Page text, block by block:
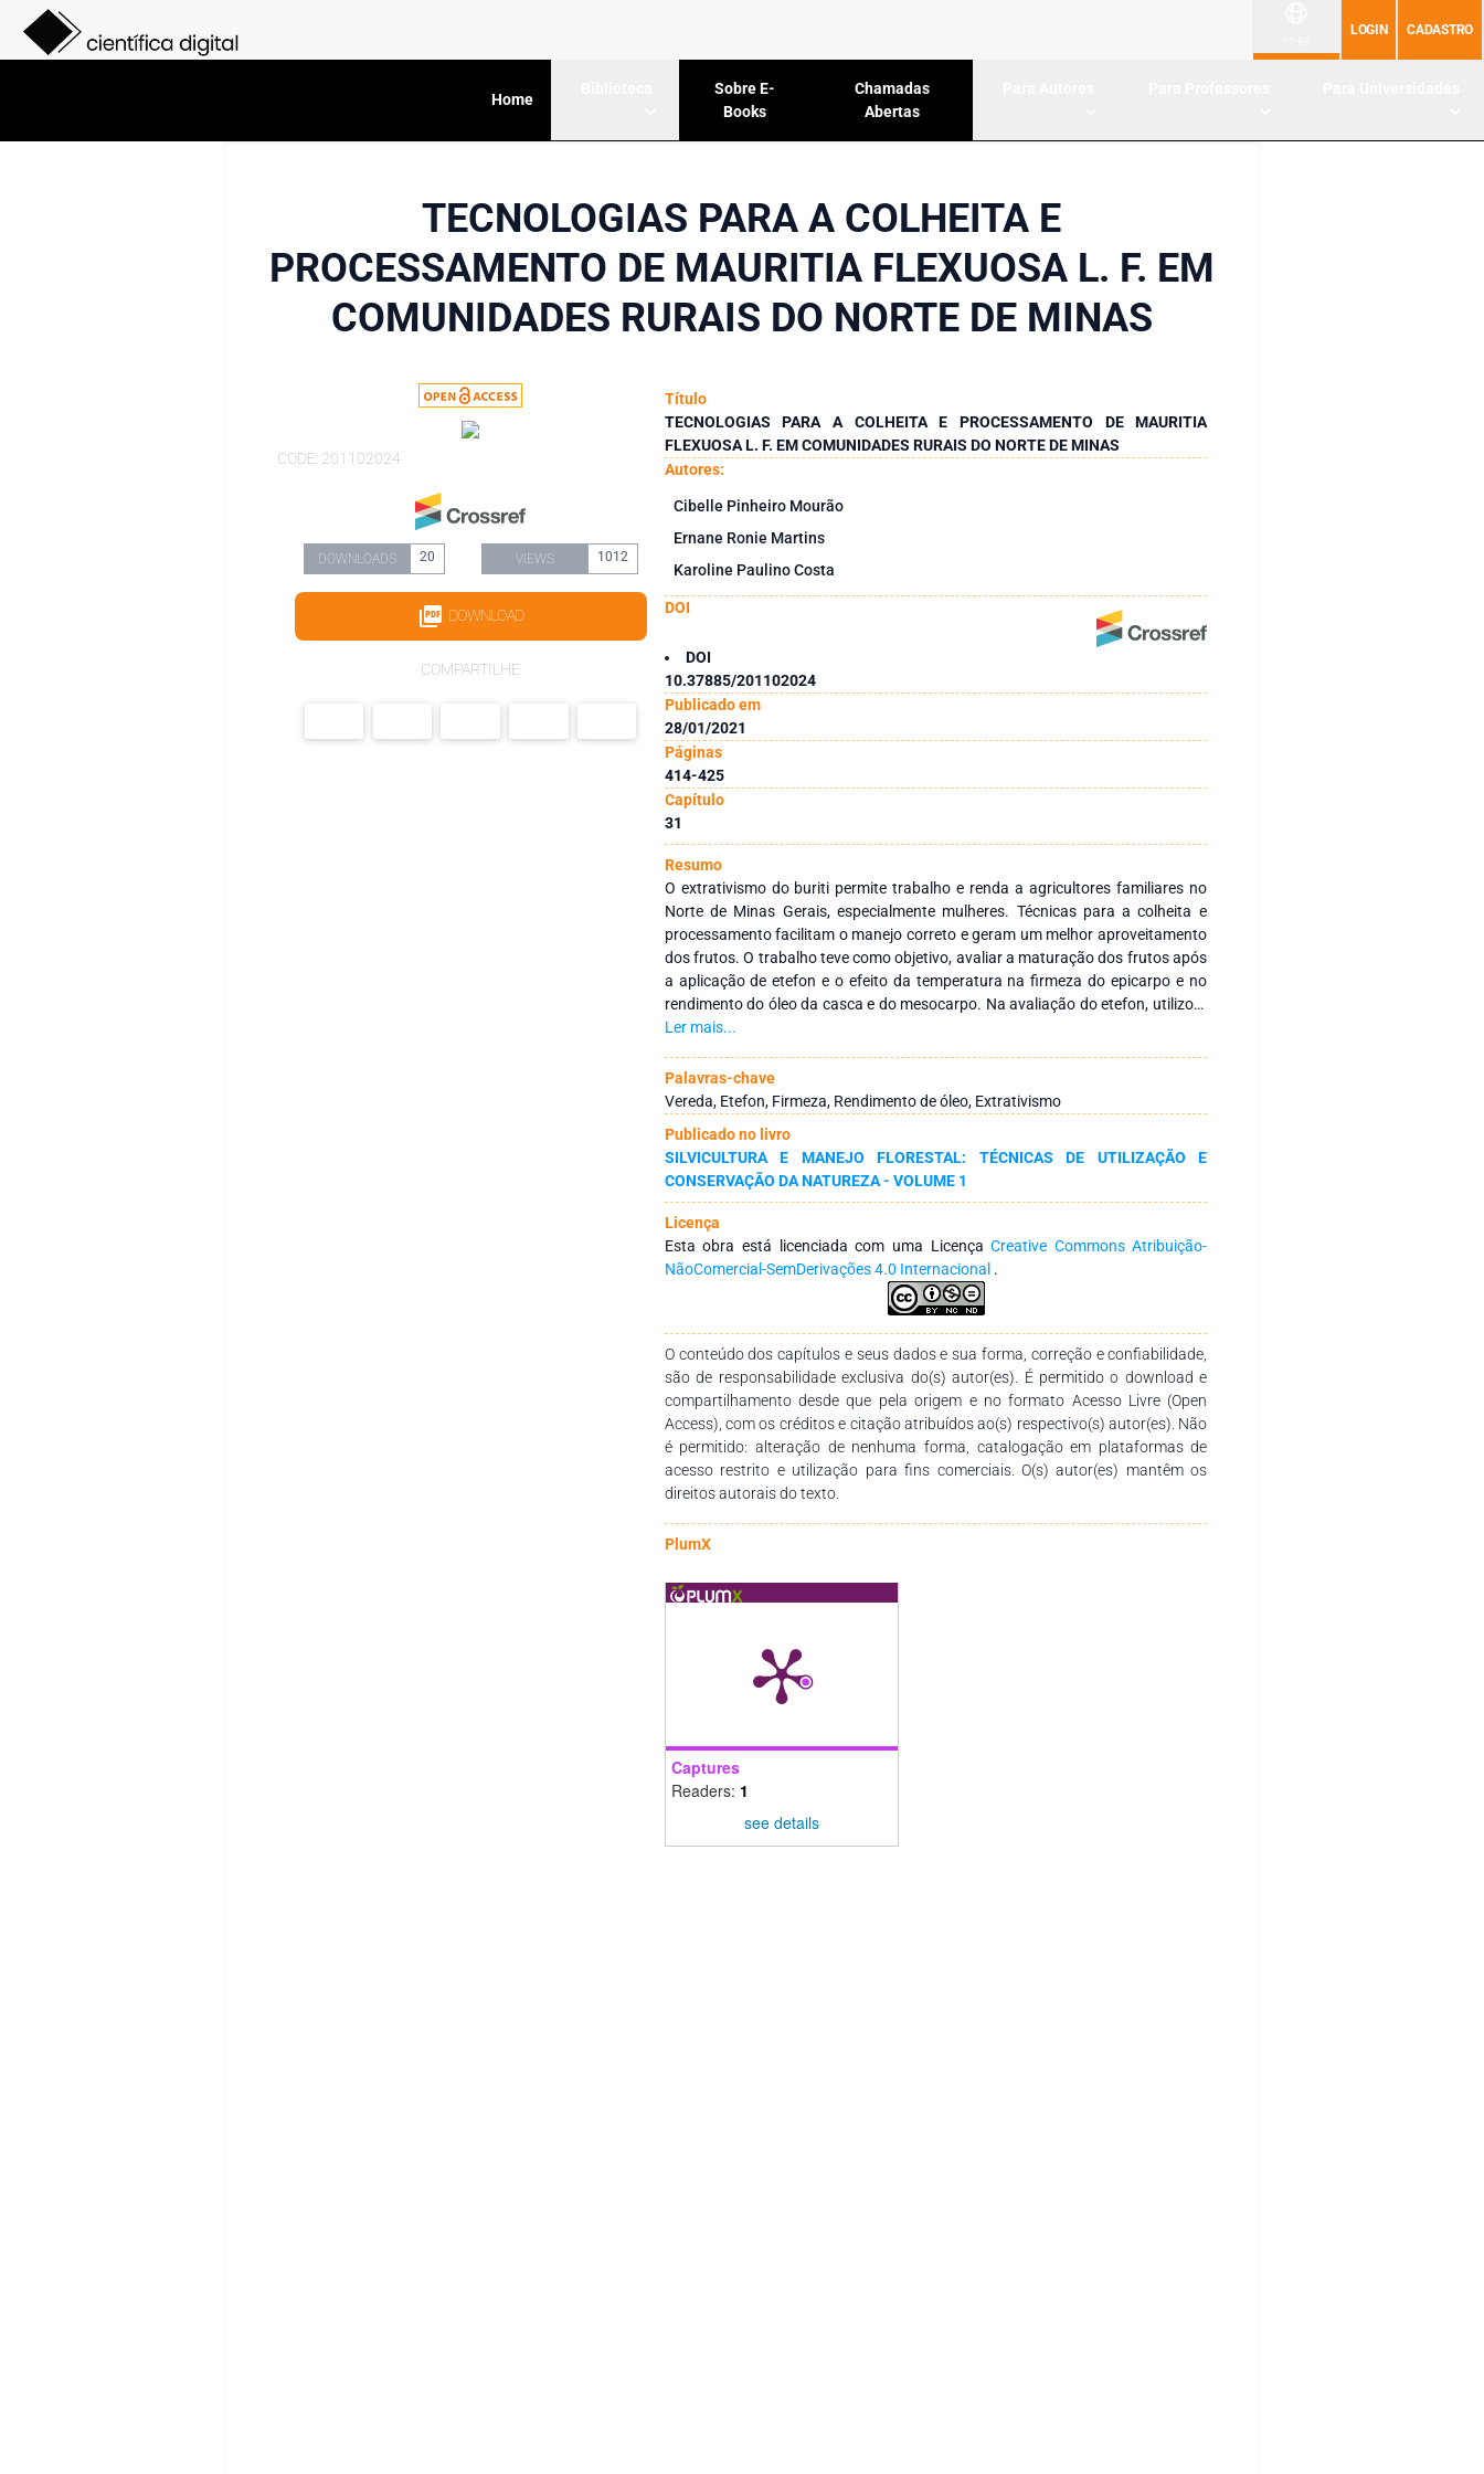
LOGIN CADASTRO
Home
Sobre E-
Books
Chamadas
Abertas
TECNOLOGIAS PARA A COLHEITA E
PROCESSAMENTO DE MAURITIA FLEXUOSA L. F. EM
COMUNIDADES RURAIS DO NORTE DE MINAS
CODE: 201102024
DOWNLOADS 20 VIEWS 1012
DOWNLOAD
COMPARTILHE
Título
TECNOLOGIAS PARA A COLHEITA E PROCESSAMENTO DE MAURITIA
FLEXUOSA L. F. EM COMUNIDADES RURAIS DO NORTE DE MINAS
Autores:
Cibelle Pinheiro Mourão
Ernane Ronie Martins
Karoline Paulino Costa
DOI
DOI
10.37885/201102024
Publicado em
28/01/2021
Páginas
414-425
Capítulo
31
Resumo
O extrativismo do buriti permite trabalho e renda a agricultores familiares no
Norte de Minas Gerais, especialmente mulheres. Técnicas para a colheita e
processamento facilitam o manejo correto e geram um melhor aproveitamento
dos frutos. O trabalho teve como objetivo, avaliar a maturação dos frutos após
a aplicação de etefon e o efeito da temperatura na firmeza do epicarpo e no
rendimento do óleo da casca e do mesocarpo. Na avaliação do etefon, utilizou-
se o delineamento inteiramente casualizado, em arranjo fatorial 5x2, cinco
E2). Os resultados foram submetidos à análise de regressão. Na avaliação da
temperatura foram utilizados três tratamentos (T1 = 30°C; T2 = ambiente -
27°C; T3 = 45°C). O óleo foi extraído das raspas e cascas secas. Os dados
foram submetidos à análise de variância e teste de médias. O etefon não
influenciou na maturação dos frutos; diferentes temperaturas não
influenciaram na firmeza das cascas (0,67 +/-0,11 kg) e não houve efeito de
interação entre as temperaturas e a origem do material utilizado para extração
do óleo. A casca apresentou rendimento menor que a raspa (9,28% e 30,61%) e
a temperatura de 45°C teve menor rendimento de óleo (18,85%). Concluiu-se
que a aplicação do produto não influencia na maturação dos frutos;
temperaturas elevadas reduzem o rendimento de óleo e que além da polpa, é
Ler mais...
Palavras-chave
Vereda, Etefon, Firmeza, Rendimento de óleo, Extrativismo
Publicado no livro
SILVICULTURA E MANEJO FLORESTAL: TÉCNICAS DE UTILIZAÇÃO E
CONSERVAÇÃO DA NATUREZA - VOLUME 1
Licença
Esta obra está licenciada com uma LicençaCreative Commons Atribuição-
NãoComercial-SemDerivações 4.0 Internacional .
O conteúdo dos capítulos e seus dados e sua forma, correção e confiabilidade,
são de responsabilidade exclusiva do(s) autor(es). É permitido o download e
compartilhamento desde que pela origem e no formato Acesso Livre (Open
Access), com os créditos e citação atribuídos ao(s) respectivo(s) autor(es). Não
é permitido: alteração de nenhuma forma, catalogação em plataformas de
acesso restrito e utilização para fins comerciais. O(s) autor(es) mantêm os
direitos autorais do texto.
PlumX
Captures
Readers: 1
see details